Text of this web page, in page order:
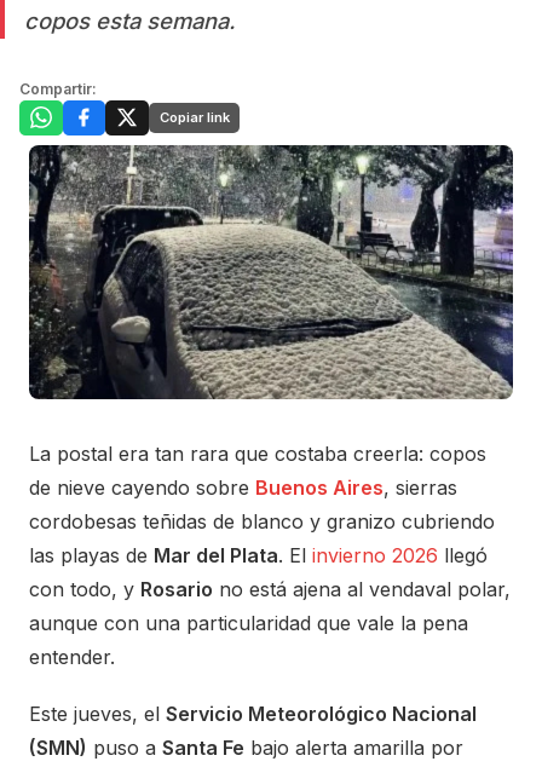
copos esta semana.
Compartir:
Copiar link
La postal era tan rara que costaba creerla: copos
de nieve cayendo sobre Buenos Aires, sierras
cordobesas teñidas de blanco y granizo cubriendo
las playas de Mar del Plata. El invierno 2026 llegó
con todo, y Rosario no está ajena al vendaval polar,
aunque con una particularidad que vale la pena
entender.
Este jueves, el Servicio Meteorológico Nacional
(SMN) puso a Santa Fe bajo alerta amarilla por